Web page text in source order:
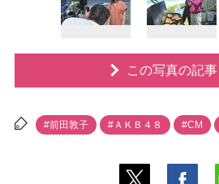
この写真の記
#前田敦子 #ＡＫＢ４８ #CM